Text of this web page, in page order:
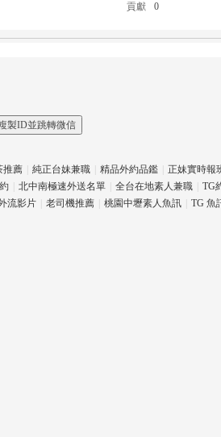
貢獻 0
製ID並跳轉微信
推薦 純正台妹兼職 精品外約品鑑
正妹實時報
北中南極速外送名單 全台在地素人兼職
TG
流影片 老司機推薦 桃園中壢素人魚訊 TG 魚